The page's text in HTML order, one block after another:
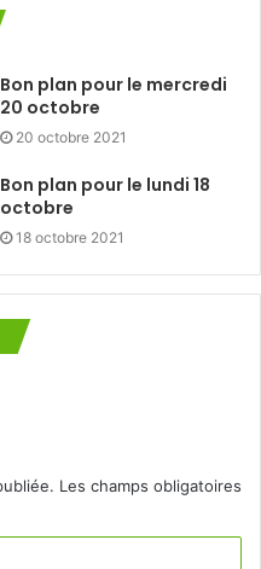
Bon plan pour le mercredi
20 octobre
20 octobre 2021
Bon plan pour le lundi 18
octobre
18 octobre 2021
Les champs obligatoires